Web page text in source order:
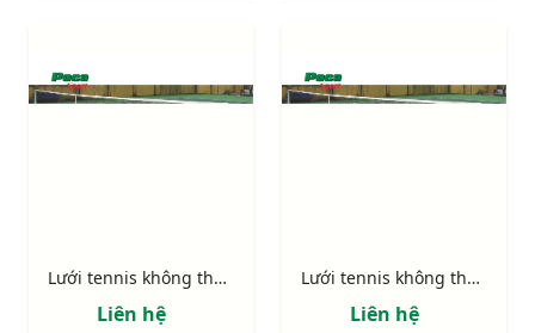
Lưới tennis không thụng 322648C
Liên hệ
Lưới tennis không thụng 302648C
Liên hệ